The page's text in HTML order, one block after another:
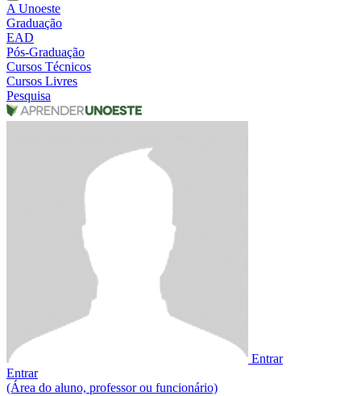
A Unoeste
Graduação
EAD
Pós-Graduação
Cursos Técnicos
Cursos Livres
Pesquisa
Entrar
Entrar
(Área do aluno, professor ou funcionário)